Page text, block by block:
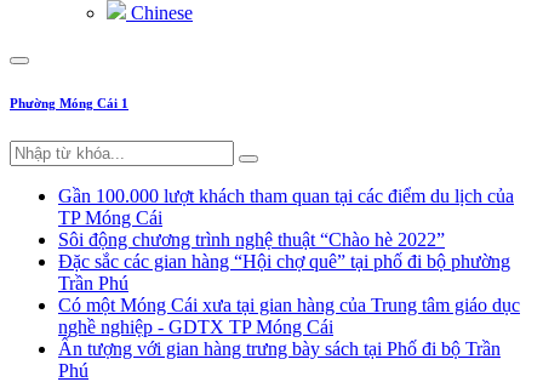
Chinese
Phường Móng Cái 1
Gần 100.000 lượt khách tham quan tại các điểm du lịch của
TP Móng Cái
Sôi động chương trình nghệ thuật “Chào hè 2022”
Đặc sắc các gian hàng “Hội chợ quê” tại phố đi bộ phường
Trần Phú
Có một Móng Cái xưa tại gian hàng của Trung tâm giáo dục
nghề nghiệp - GDTX TP Móng Cái
Ấn tượng với gian hàng trưng bày sách tại Phố đi bộ Trần
Phú